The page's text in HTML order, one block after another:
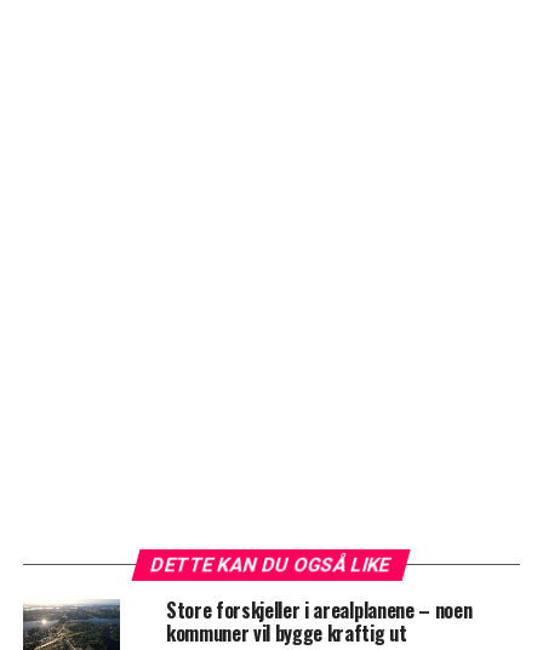
DETTE KAN DU OGSÅ LIKE
Store forskjeller i arealplanene – noen
kommuner vil bygge kraftig ut